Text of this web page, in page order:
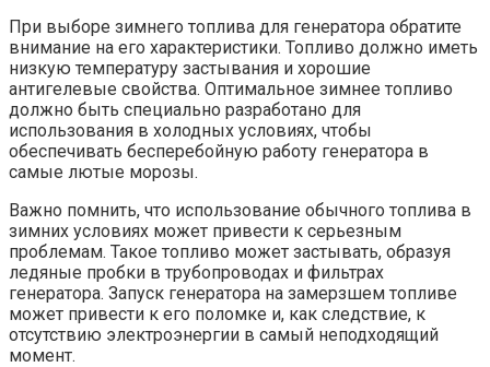
При выборе зимнего топлива для генератора обратите
внимание на его характеристики. Топливо должно иметь
низкую температуру застывания и хорошие
антигелевые свойства. Оптимальное зимнее топливо
должно быть специально разработано для
использования в холодных условиях, чтобы
обеспечивать бесперебойную работу генератора в
самые лютые морозы.
Важно помнить, что использование обычного топлива в
зимних условиях может привести к серьезным
проблемам. Такое топливо может застывать, образуя
ледяные пробки в трубопроводах и фильтрах
генератора. Запуск генератора на замерзшем топливе
может привести к его поломке и, как следствие, к
отсутствию электроэнергии в самый неподходящий
момент.